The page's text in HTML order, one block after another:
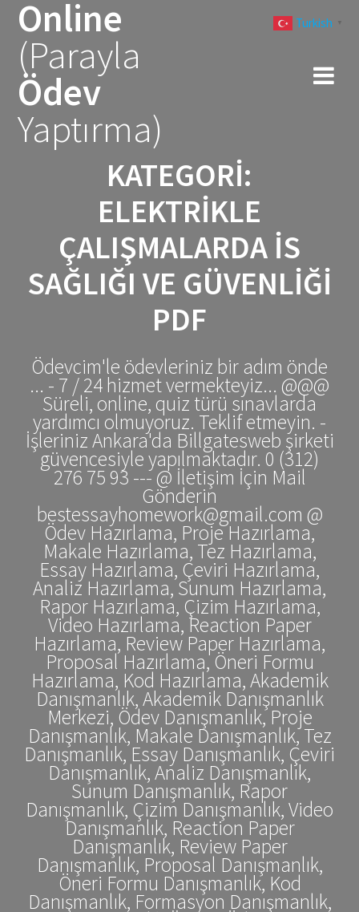
Online
(Parayla
Ödev
Yaptırma)
KATEGORI:
ELEKTRIKLE
ÇALIŞMALARDA IS
SAĞLIĞI VE GÜVENLIĞI
PDF
Ödevcim'le ödevleriniz bir adım önde
... - 7 / 24 hizmet vermekteyiz... @@@
Süreli, online, quiz türü sınavlarda
yardımcı olmuyoruz. Teklif etmeyin. -
İşleriniz Ankara'da Billgatesweb şirketi
güvencesiyle yapılmaktadır. 0 (312)
276 75 93 --- @ İletişim İçin Mail
Gönderin
bestessayhomework@gmail.com @
Ödev Hazırlama, Proje Hazırlama,
Makale Hazırlama, Tez Hazırlama,
Essay Hazırlama, Çeviri Hazırlama,
Analiz Hazırlama, Sunum Hazırlama,
Rapor Hazırlama, Çizim Hazırlama,
Video Hazırlama, Reaction Paper
Hazırlama, Review Paper Hazırlama,
Proposal Hazırlama, Öneri Formu
Hazırlama, Kod Hazırlama, Akademik
Danışmanlık, Akademik Danışmanlık
Merkezi, Ödev Danışmanlık, Proje
Danışmanlık, Makale Danışmanlık, Tez
Danışmanlık, Essay Danışmanlık, Çeviri
Danışmanlık, Analiz Danışmanlık,
Sunum Danışmanlık, Rapor
Danışmanlık, Çizim Danışmanlık, Video
Danışmanlık, Reaction Paper
Danışmanlık, Review Paper
Danışmanlık, Proposal Danışmanlık,
Öneri Formu Danışmanlık, Kod
Danışmanlık, Formasyon Danışmanlık,
Turkish ▼